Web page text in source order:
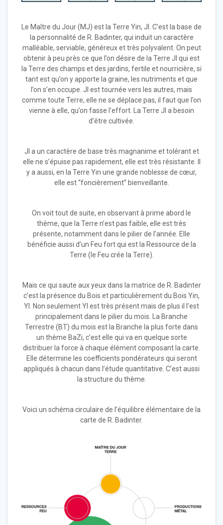
Le Maître du Jour (MJ) est la Terre Yin, JI. C’est la base de
la personnalité de R. Badinter, qui induit un caractère
malléable, serviable, généreux et très polyvalent. On peut
obtenir à peu près ce que l’on désire de la Terre JI qui est
la Terre des champs et des jardins, fertile et nourricière, si
tant est qu’on y apporte la graine, les nutriments et que
l’on s’en occupe. JI est tournée vers les autres, mais
comme toute Terre, elle ne se déplace pas, il faut que l’on
vienne à elle, qu’on fasse l’effort. La Terre JI a besoin
d’être cultivée.
JI a un caractère de base très magnanime et tolérant et
elle ne s’épuise pas rapidement, elle est très résistante. Il
y a aussi, en la Terre Yin une grande noblesse de cœur,
elle est “foncièrement” bienveillante.
On voit tout de suite, en observant à prime abord le
thème, que la Terre n’est pas faible, elle est très
présente, notamment dans le pilier de l’année. Elle
bénéficie aussi d’un Feu fort qui est la Ressource de la
Terre (le Feu crée la Terre).
Mais ce qui saute aux yeux dans la matrice de R. Badinter
c’est la présence du Bois et particulièrement du Bois Yin,
YI. Non seulement YI est très présent mais de plus il l’est
principalement dans le pilier du mois. La Branche
Terrestre (BT) du mois est la Branche la plus forte dans
un thème BaZi, c’est elle qui va en quelque sorte
distribuer la force à chaque élément composant la carte.
Elle détermine les coefficients pondérateurs qui seront
appliqués à chacun dans l’étude quantitative. C’est aussi
la structure du thème.
Voici un schéma circulaire de l’équilibre élémentaire de la
carte de R. Badinter.